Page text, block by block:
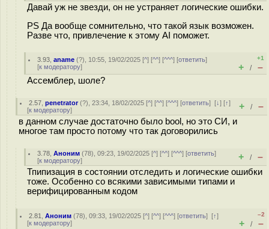
Давай уж не звезди, он не устраняет логические ошибки.
PS Да вообще сомнительно, что такой язык возможен.
Разве что, привлечение к этому AI поможет.
3.93 ,aname (?), 10:55, 19/02/2025 [^] [^^] [^^^] [ответить]
[к модератору]
+1
+ / –
Ассемблер, шоле?
2.57 ,penetrator(?), 23:34, 18/02/2025 [^] [^^] [^^^] [ответить][↓] [↑]
[к модератору] + / –
в данном случае достаточно было bool, но это СИ, и
многое там просто потому что так договорились
3.78 ,Аноним (78), 09:23, 19/02/2025 [^] [^^] [^^^] [ответить]
[к модератору] + / –
Тпипизация в состоянии отследить и логические ошибки
тоже. Особенно со всякими зависимыми типами и
верифицированным кодом
2.81 ,Аноним (78), 09:33, 19/02/2025 [^] [^^] [^^^] [ответить][↑]
[к модератору]
–2
+ / –